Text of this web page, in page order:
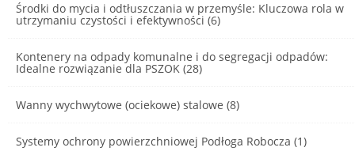
Środki do mycia i odtłuszczania w przemyśle: Kluczowa rola w
utrzymaniu czystości i efektywności (6)
Kontenery na odpady komunalne i do segregacji odpadów:
Idealne rozwiązanie dla PSZOK (28)
Wanny wychwytowe (ociekowe) stalowe (8)
Systemy ochrony powierzchniowej Podłoga Robocza (1)